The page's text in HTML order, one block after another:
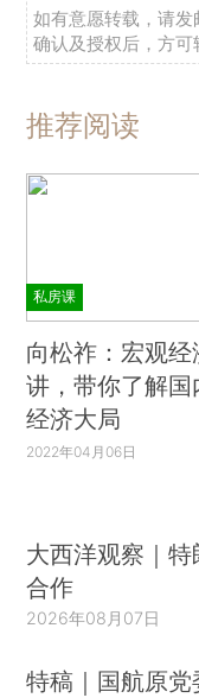
如有意愿转载，请发
确认及授权后，方可
推荐阅读
私房课
向松祚：宏观经
讲，带你了解国
经济大局
2022年04月06日
大西洋观察｜
合作
2026年08月07日
特稿｜国航原